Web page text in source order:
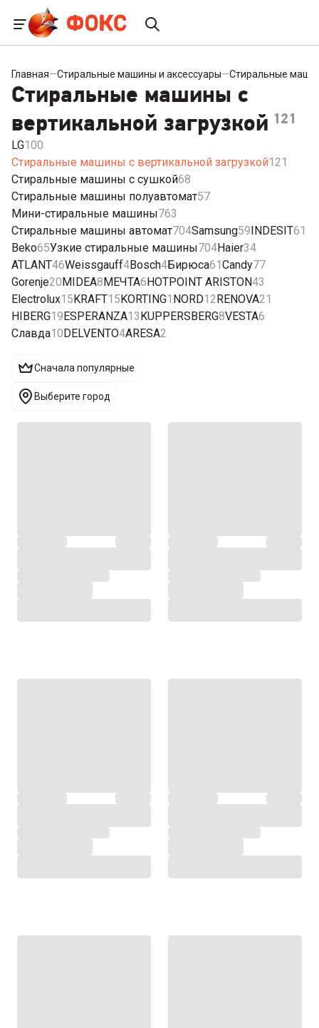
Главная—Стиральные машины и аксессуары—Стиральные
Стиральные машины с
вертикальной загрузкой 121
LG100
Стиральные машины с вертикальной загрузкой121
Стиральные машины с сушкой68
Стиральные машины полуавтомат57
Мини-стиральные машины763
Стиральные машины автомат704Samsung59INDESIT61
Beko65Узкие стиральные машины704Haier34
ATLANT46Weissgauff4Bosch4Бирюса61Candy77
Gorenje20MIDEA8МЕЧТА6HOTPOINT ARISTON43
Electrolux15KRAFT15KORTING1 NORD12RENOVA21
HIBERG19ESPERANZA13KUPPERSBERG8VESTA6
Славда10DELVENTO4ARESA2
Сначала популярные
Выберите город